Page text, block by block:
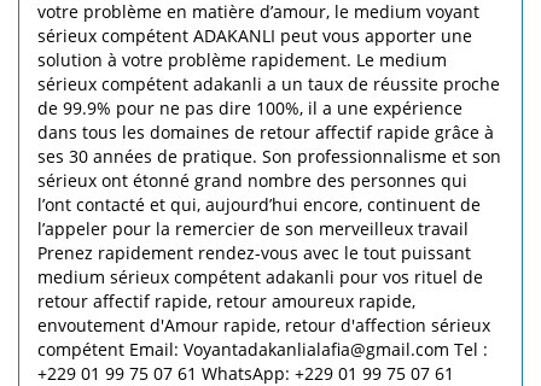
votre problème en matière d’amour, le medium voyant
sérieux compétent ADAKANLI peut vous apporter une
solution à votre problème rapidement. Le medium
sérieux compétent adakanli a un taux de réussite proche
de 99.9% pour ne pas dire 100%, il a une expérience
dans tous les domaines de retour affectif rapide grâce à
ses 30 années de pratique. Son professionnalisme et son
sérieux ont étonné grand nombre des personnes qui
l’ont contacté et qui, aujourd’hui encore, continuent de
l’appeler pour la remercier de son merveilleux travail
Prenez rapidement rendez-vous avec le tout puissant
medium sérieux compétent adakanli pour vos rituel de
retour affectif rapide, retour amoureux rapide,
envoutement d'Amour rapide, retour d'affection sérieux
compétent Email: Voyantadakanlialafia@gmail.com Tel :
+229 01 99 75 07 61 WhatsApp: +229 01 99 75 07 61